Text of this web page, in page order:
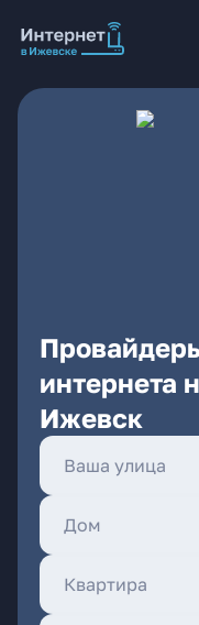
интернета
Ижевск